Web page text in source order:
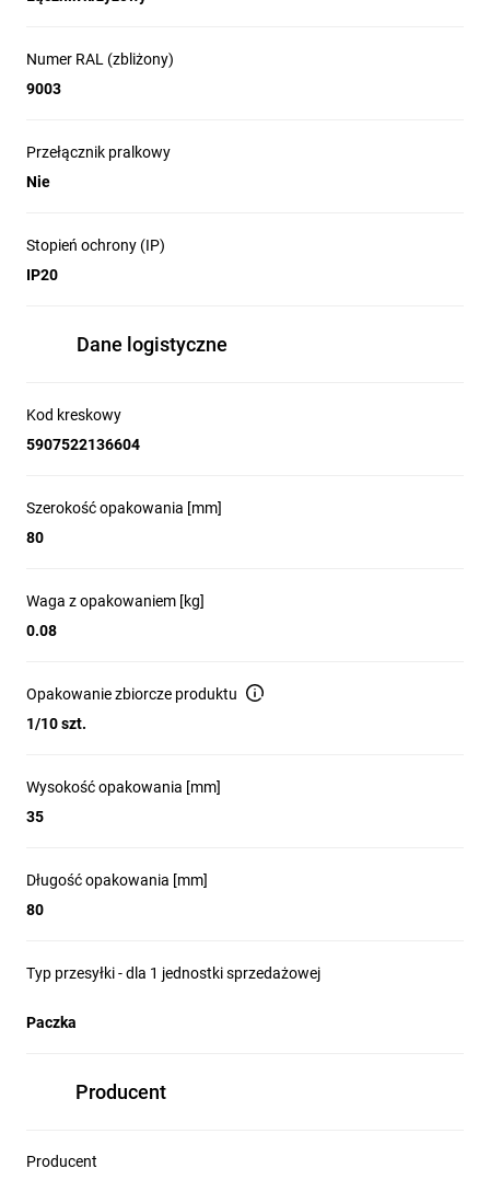
Numer RAL (zbliżony)
9003
Przełącznik pralkowy
Nie
Stopień ochrony (IP)
IP20
Dane logistyczne
Kod kreskowy
5907522136604
Szerokość opakowania [mm]
80
Waga z opakowaniem [kg]
0.08
Opakowanie zbiorcze produktu
1/10 szt.
Wysokość opakowania [mm]
35
Długość opakowania [mm]
80
Typ przesyłki - dla 1 jednostki sprzedażowej
Paczka
Producent
Producent